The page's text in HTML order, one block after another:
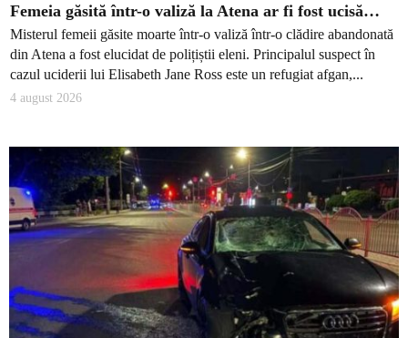
Femeia găsită într-o valiză la Atena ar fi fost ucisă…
Misterul femeii găsite moarte într-o valiză într-o clădire abandonată
din Atena a fost elucidat de polițiștii eleni. Principalul suspect în
cazul uciderii lui Elisabeth Jane Ross este un refugiat afgan,...
4 august 2026